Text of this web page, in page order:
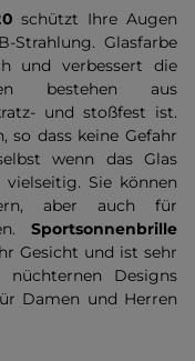
schützt Ihre Augen
Strahlung. Glasfarbe
und verbessert die
bestehen aus
und stoßfest ist.
so dass keine Gefahr
wenn das Glas
Sie können
aber auch für
Sportsonnenbrille
Gesicht und ist sehr
Designs
Damen und Herren